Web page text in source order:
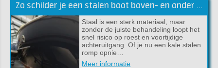
Zo schilder je een stalen boot boven- en onder de waterlijn
Staal is een sterk materiaal, maar
zonder de juiste behandeling loopt het
snel risico op roest en voortijdige
achteruitgang. Of je nu een kale stalen
romp opnie…
Meer informatie